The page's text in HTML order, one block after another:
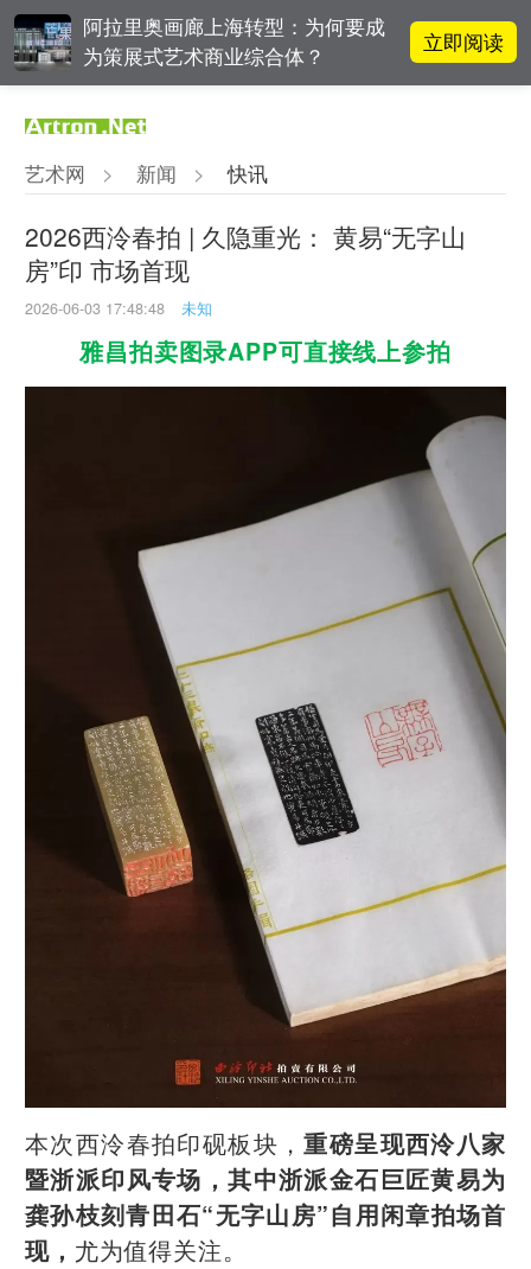
阿拉里奥画廊上海转型：为何要成
为策展式艺术商业综合体？
立即阅读
粤籍留美艺术家
张瀚文：以物质媒介具象化精神世
界
吕晓：北京画院两个中心十年 跨学
科带来齐白石研究新突破
艺术网 > 新闻 > 快讯
2026西泠春拍 | 久隐重光： 黄易“无字山
房”印 市场首现
2026-06-03 17:48:48 未知
雅昌拍卖图录APP可直接线上参拍
本次西泠春拍印砚板块，重磅呈现西泠八家
暨浙派印风专场，其中浙派金石巨匠黄易为
龚孙枝刻青田石“无字山房”自用闲章拍场首
现， 尤为值得关注。